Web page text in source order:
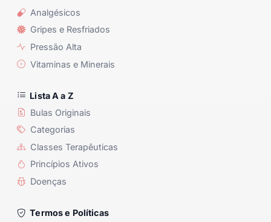
Analgésicos
Gripes e Resfriados
Pressão Alta
Vitaminas e Minerais
Lista A a Z
Bulas Originais
Categorias
Classes Terapêuticas
Princípios Ativos
Doenças
Termos e Políticas